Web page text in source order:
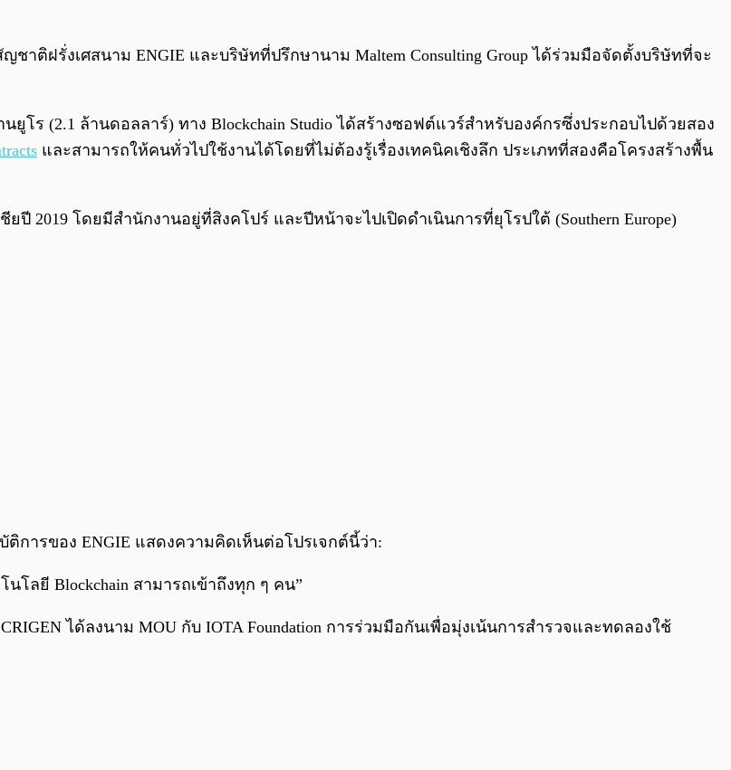
0:00 / 0:00
ติฝรั่งเศสนาม ENGIE และบริษัทที่ปรึกษานาม Maltem Consulting Group ได้ร่วมมือจัดตั้งบริษัทที่จะ
ยูโร (2.1 ล้านดอลลาร์) ทาง Blockchain Studio ได้สร้างซอฟต์แวร์สำหรับองค์กรซึ่งประกอบไปด้วยสอง
และสามารถให้คนทั่วไปใช้งานได้โดยที่ไม่ต้องรู้เรื่องเทคนิคเชิงลึก ประเภทที่สองคือโครงสร้างพื้น
ปี 2019 โดยมีสำนักงานอยู่ที่สิงคโปร์ และปีหน้าจะไปเปิดดำเนินการที่ยุโรปใต้ (Southern Europe)
ติการของ ENGIE แสดงความคิดเห็นต่อโปรเจกต์นี้ว่า:
โลยี Blockchain สามารถเข้าถึงทุก ๆ คน”
ได้ลงนาม MOU กับ IOTA Foundation การร่วมมือกันเพื่อมุ่งเน้นการสำรวจและทดลองใช้